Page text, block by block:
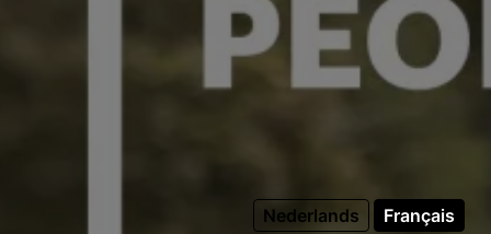
Nederlands Français